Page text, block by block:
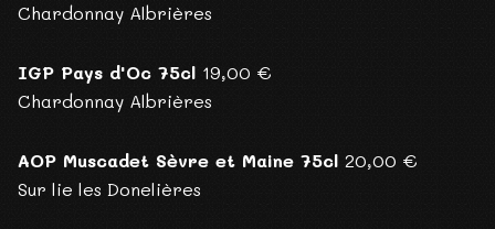
Chardonnay Albrières
IGP Pays d'Oc 75cl 19,00 €
Chardonnay Albrières
AOP Muscadet Sèvre et Maine 75cl 20,00 €
Sur lie les Donelières